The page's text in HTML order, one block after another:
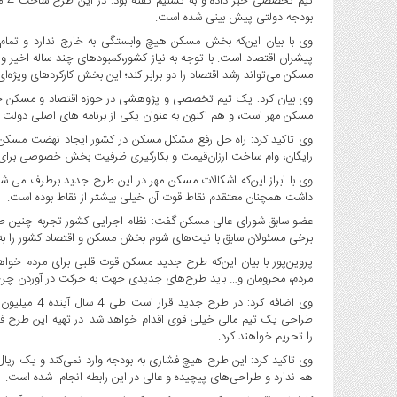
صنایع
غذایی
سیاسی
و
بین
الملل
نگاه
روز
گوناگون
بودجه دولتی پیش بینی شده است.
وی با بیان این‌که بخش مسکن هیچ وابستگی به خارج ندارد و
پیشران اقتصاد است. با توجه به نیاز کشور،‌کمبودهای چند ساله
مسکن می‌تواند رشد اقتصاد را دو برابر کند؛ این بخش کارکردهای
مسکن مهر است، و هم اکنون به عنوان یکی از برنامه های اصلی دولت
وی تاکید کرد: راه حل رفع مشکل مسکن در کشور ایجاد نهضت
رایگان، وام ساخت ارزان‌قیمت و بکارگیری ظرفیت بخش خصوصی
وی با ابراز این‌که اشکالات مسکن مهر در این طرح جدید برطرف می
داشت همچنان معتقدم نقاط قوت آن خیلی بیشتر از نقاط بوده است.
عضو سابق شورای عالی مسکن گفت:‌ نظام اجرایی کشور تجربه چنین
برخی مسئولان سابق با نیت‌های شوم بخش مسکن و اقتصاد کشور را
پروین‌پور با بیان این‌که طرح جدید مسکن قوت قلبی برای مردم خواهد
مردم، محرومان و… باید طرح‌های جدیدی جهت به حرکت در آوردن
وی اضافه
را تحریم‌ خواهند کرد.
وی تاکید کرد: این طرح هیچ فشاری به بودجه وارد نمی‌کند و یک
هم ندارد و طراحی‌های پیچیده و عالی در این رابطه انجام شده است.